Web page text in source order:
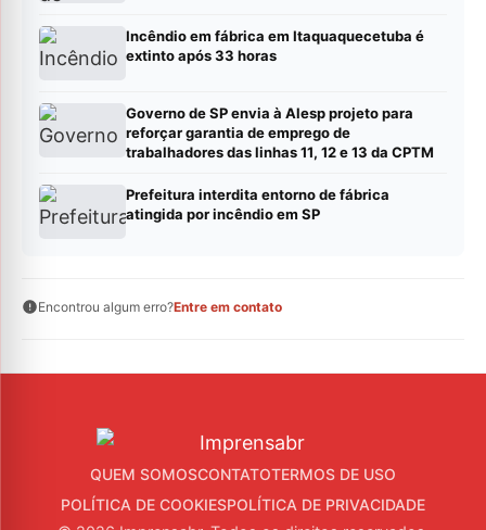
Incêndio em fábrica em Itaquaquecetuba é
extinto após 33 horas
Governo de SP envia à Alesp projeto para
reforçar garantia de emprego de
trabalhadores das linhas 11, 12 e 13 da CPTM
Prefeitura interdita entorno de fábrica
atingida por incêndio em SP
Encontrou algum erro?Entre em contato
QUEM SOMOSCONTATOTERMOS DE USO
POLÍTICA DE COOKIESPOLÍTICA DE PRIVACIDADE